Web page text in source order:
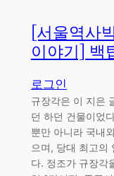
[서울역사
이야기] 백
로그인
규장각은 이 지은
던 하던 건물이었
뿐만 아니라 국내
으며, 당대 최고의
다. 정조가 규장각